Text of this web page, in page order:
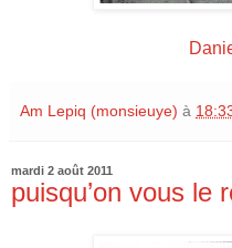
Am Lepiq (monsieuye) à
mardi 2 août 2011
puisqu’on vous le